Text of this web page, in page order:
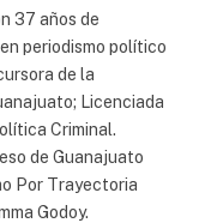
37 años de
periodismo político
de la
Licenciada
Criminal.
de Guanajuato
Por Trayectoria
Godoy.